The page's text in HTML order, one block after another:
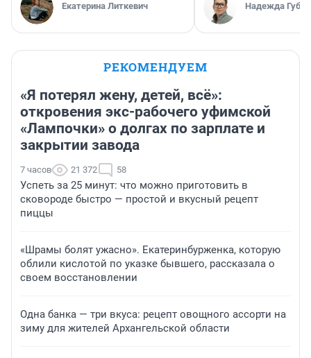
Екатерина Литкевич Надежда
РЕКОМЕНДУЕМ
«Я потерял жену, детей, всё»:
откровения экс-рабочего уфимской
«Лампочки» о долгах по зарплате и
закрытии завода
7 часов 21 372 58
Успеть за 25 минут: что можно приготовить в
сковороде быстро — простой и вкусный рецепт
пиццы
«Шрамы болят ужасно». Екатеринбурженка, которую
облили кислотой по указке бывшего, рассказала о
своем восстановлении
Одна банка — три вкуса: рецепт овощного ассорти на
зиму для жителей Архангельской области